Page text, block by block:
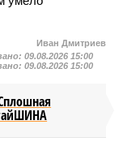
Иван Дмитриев
09.08.2026 15:00
09.08.2026 15:00